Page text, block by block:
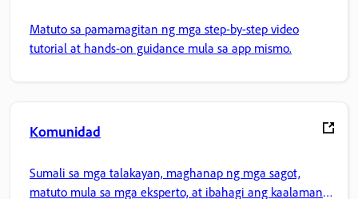
Matuto sa pamamagitan ng mga step-by-step video
tutorial at hands-on guidance mula sa app mismo.
Komunidad
Sumali sa mga talakayan, maghanap ng mga sagot,
matuto mula sa mga eksperto, at ibahagi ang kaalaman